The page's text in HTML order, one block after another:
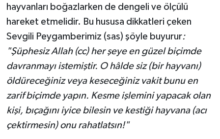
hayvanları boğazlarken de dengeli ve ölçülü
hareket etmelidir. Bu hususa dikkatleri çeken
Sevgili Peygamberimiz (sas) şöyle buyurur:
"Şüphesiz Allah (cc) her şeye en güzel biçimde
davranmayı istemiştir. O hâlde siz (bir hayvanı)
öldüreceğiniz veya keseceğiniz vakit bunu en
zarif biçimde yapın. Kesme işlemini yapacak olan
kişi, bıçağını iyice bilesin ve kestiği hayvana (acı
çektirmesin) onu rahatlatsın!"